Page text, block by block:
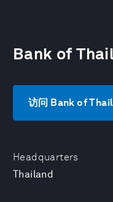
Headquarters
Thailand
Bank of
访问 Bank of